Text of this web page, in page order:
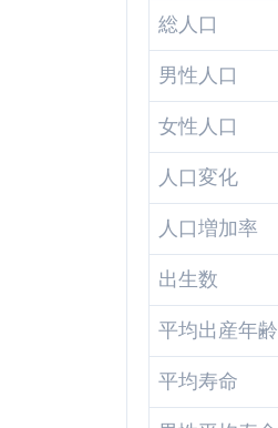
総人口
男性人口
女性人口
人口変化
人口増加率
出生数
平均出産年齢
平均寿命